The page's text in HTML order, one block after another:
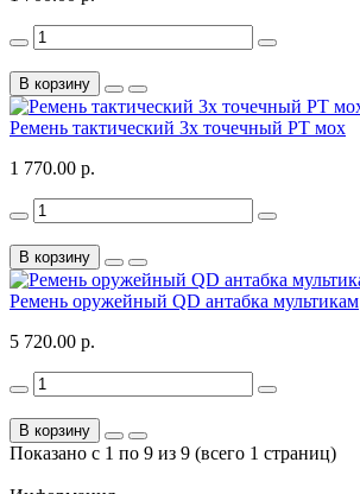
В корзину
Ремень тактический 3х точечный РТ мох
1 770.00 р.
В корзину
Ремень оружейный QD антабка мультикам
5 720.00 р.
В корзину
Показано с 1 по 9 из 9 (всего 1 страниц)